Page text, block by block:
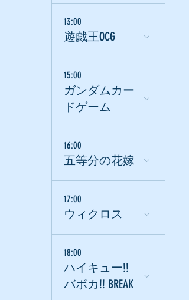
13:00
遊戯王OCG
15:00
ガンダムカー
ドゲーム
16:00
五等分の花嫁
17:00
ウィクロス
18:00
ハイキュー!!
バボカ!! BREAK